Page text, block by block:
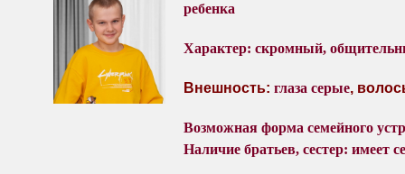
ребенка
Характер: скромный,
Внешность: глаза серые,
Возможная форма семейного
Наличие братьев, сестер: имеет